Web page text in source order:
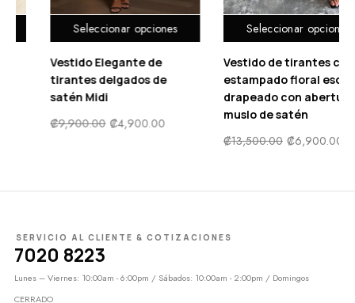
Seleccionar opciones
Vestido de tirantes con
estampado floral escote
drapeado con abertura
Seleccionar opciones
Vestido con estampado
floral ribete con fruncido
10,900.00 ₡ 5,500.00
SERVICIO AL CLIENTE & COTIZACIONES
7020 8223
Lunes – Viernes: 10:00am - 6:00pm / Sábados: 10:00am - 2:00pm / Domingos
CERRADO